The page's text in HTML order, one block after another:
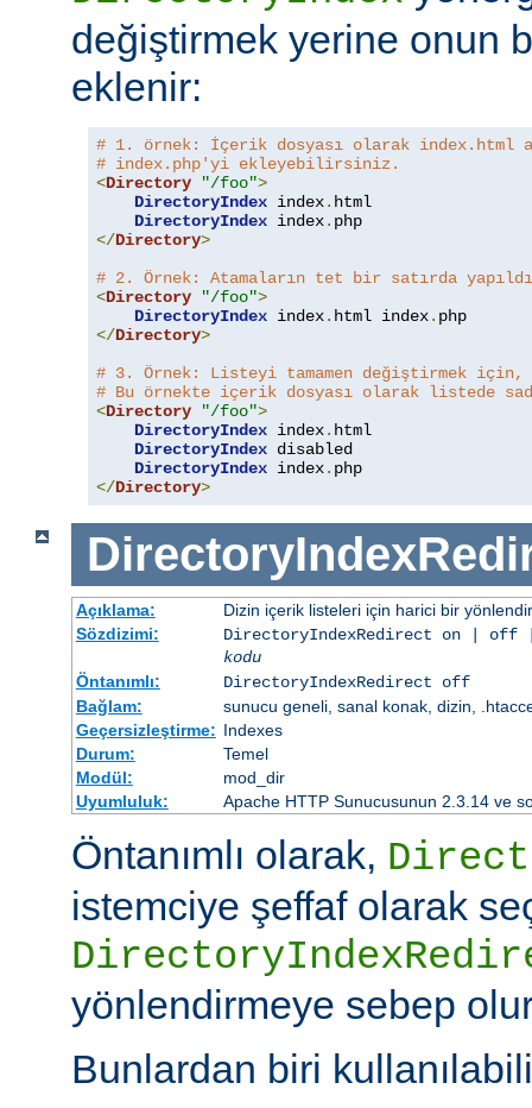
değiştirmek yerine onun
eklenir:
# 1. örnek: İçerik dosyası olarak index.html
# index.php'yi ekleyebilirsiniz.
<Directory "/foo">
DirectoryIndex index. html
DirectoryIndex index.
</Directory>
# 2. Örnek: Atamaların tet bir satırda
<Directory "/foo">
DirectoryIndex index. html index.
</Directory>
# 3. Örnek: Listeyi tamamen değiştirmek
# Bu örnekte içerik dosyası olarak listede
<Directory "/foo">
DirectoryIndex index. html
DirectoryIndex disabled
DirectoryIndex index.
</Directory>
Açıklama:
Dizin içerik listeleri için harici bir
Sözdizimi:
DirectoryIndexRedirect on |
kodu
Öntanımlı:
DirectoryIndexRedirect off
Bağlam:
sunucu geneli, sanal konak, dizin,
Geçersizleştirme: Indexes
Durum:
Temel
Modül:
mod_dir
Uyumluluk:
Apache HTTP Sunucusunun 2.3.14 ve
Öntanımlı olarak,
istemciye şeffaf olarak
yönlendirmeye sebep
Bunlardan biri